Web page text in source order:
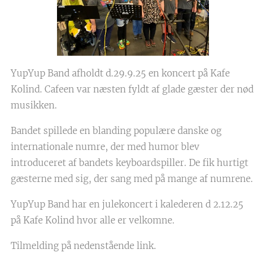
YupYup Band afholdt d.29.9.25 en koncert på Kafe
Kolind. Cafeen var næsten fyldt af glade gæster der nød
musikken.
Bandet spillede en blanding populære danske og
internationale numre, der med humor blev
introduceret af bandets keyboardspiller. De fik hurtigt
gæsterne med sig, der sang med på mange af numrene.
YupYup Band har en julekoncert i kalederen d 2.12.25
på Kafe Kolind hvor alle er velkomne.
Tilmelding på nedenstående link.